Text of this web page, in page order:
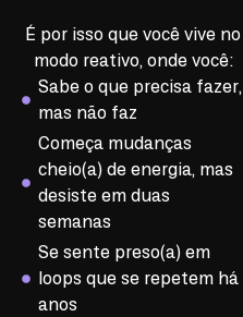
É por isso que você vive no
modo reativo, onde você:
Sabe o que precisa fazer,
mas não faz
Começa mudanças
cheio(a) de energia, mas
desiste em duas
semanas
Se sente preso(a) em
loops que se repetem há
anos